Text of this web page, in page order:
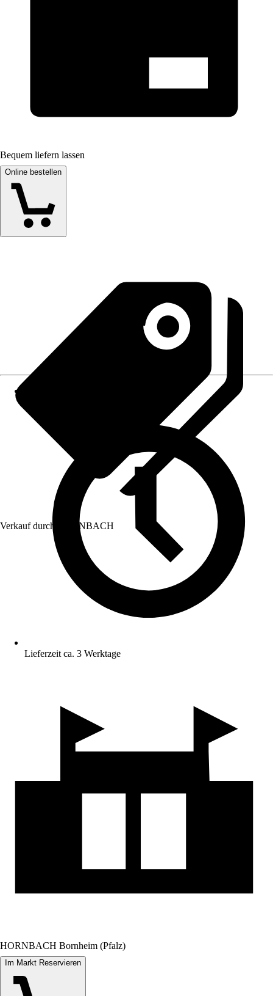
Bequem liefern lassen
Online bestellen
Verkauf durch: HORNBACH
Lieferzeit ca. 3 Werktage
HORNBACH Bornheim (Pfalz)
Im Markt Reservieren